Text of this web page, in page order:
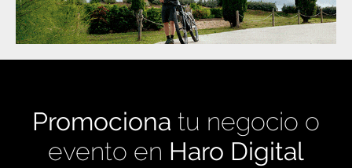
Promociona tu negocio o
evento en Haro Digital